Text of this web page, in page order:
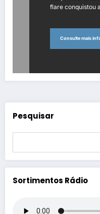
flare conquistou
Consulte mais
Pesquisar
Sortimentos Rádio